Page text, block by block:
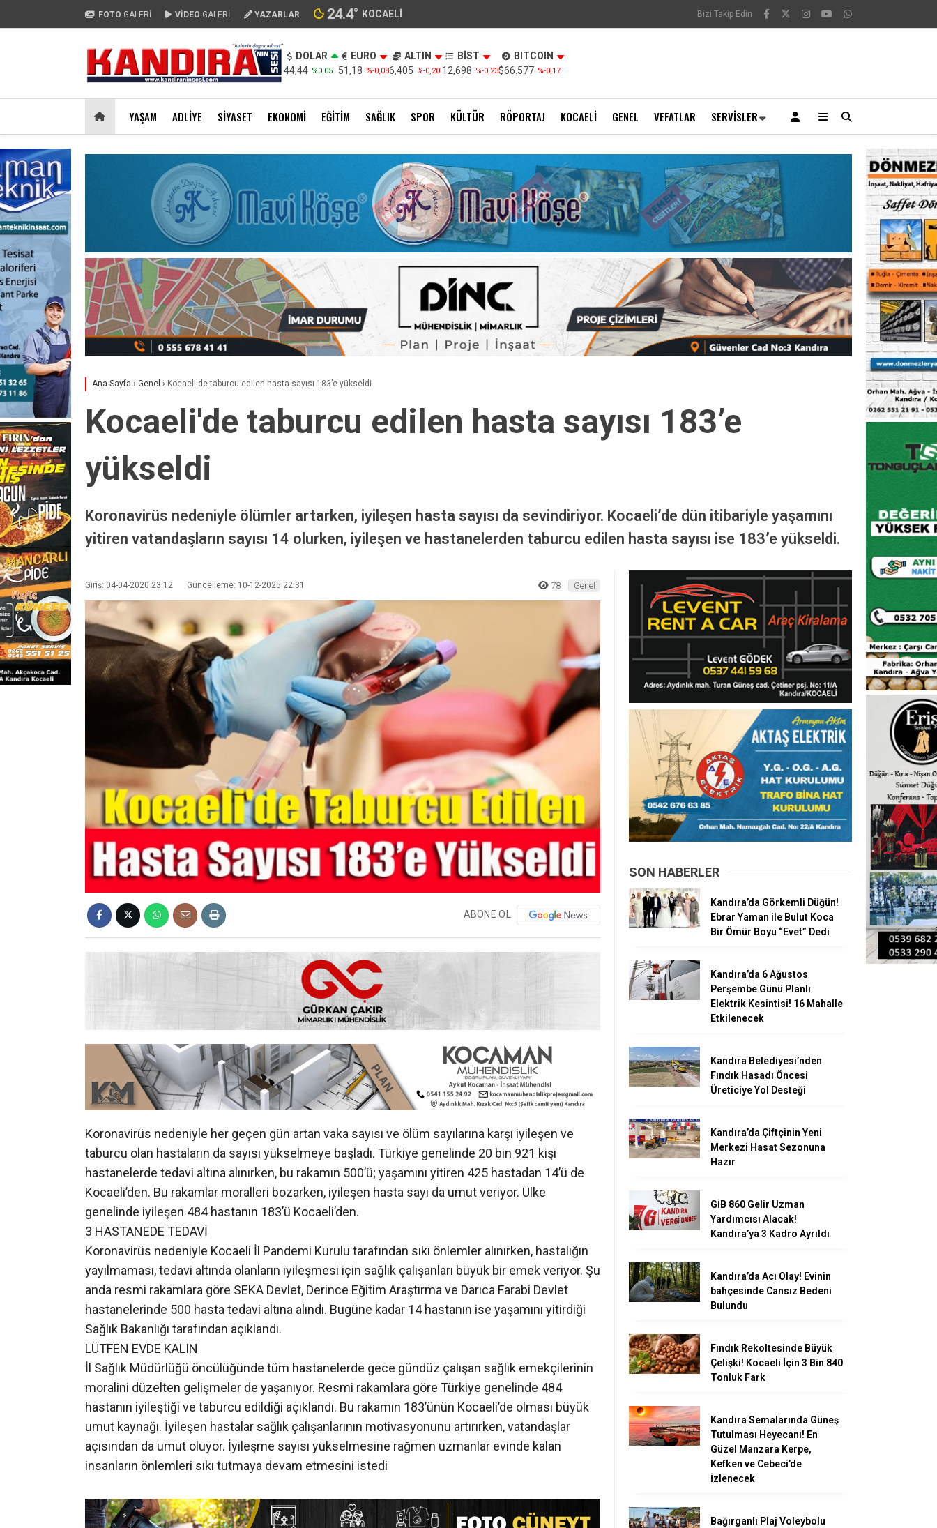
FOTO GALERİ VİDEO GALERİ YAZARLAR 24.4° KOCAELI Bizi Takip Edin
DOLAR
44,44 %0,05
EURO
51,18 %-0,08
ALTIN
6,405 %-0,20
BİST
12,698 %-0,23
BITCOIN
$66.577 %-0,17
YAŞAM ADLIYE SIYASET EKONOMI EĞITIM SAĞLIK SPOR KÜLTÜR RÖPORTAJ KOCAELI GENEL VEFATLAR SERVISLER
Ana Sayfa › Genel › Kocaeli'de taburcu edilen hasta sayısı 183’e yükseldi
Kocaeli'de taburcu edilen hasta sayısı 183’e
yükseldi
Koronavirüs nedeniyle ölümler artarken, iyileşen hasta sayısı da sevindiriyor. Kocaeli’de dün itibariyle yaşamını
yitiren vatandaşların sayısı 14 olurken, iyileşen ve hastanelerden taburcu edilen hasta sayısı ise 183’e yükseldi.
Giriş: 04-04-2020 23:12 Güncelleme: 10-12-2025 22:31 78 Genel
ABONE OL
Koronavirüs nedeniyle her geçen gün artan vaka sayısı ve ölüm sayılarına karşı iyileşen ve
taburcu olan hastaların da sayısı yükselmeye başladı. Türkiye genelinde 20 bin 921 kişi
hastanelerde tedavi altına alınırken, bu rakamın 500’ü; yaşamını yitiren 425 hastadan 14’ü de
Kocaeli’den. Bu rakamlar moralleri bozarken, iyileşen hasta sayı da umut veriyor. Ülke
genelinde iyileşen 484 hastanın 183’ü Kocaeli’den.
3 HASTANEDE TEDAVİ
Koronavirüs nedeniyle Kocaeli İl Pandemi Kurulu tarafından sıkı önlemler alınırken, hastalığın
yayılmaması, tedavi altında olanların iyileşmesi için sağlık çalışanları büyük bir emek veriyor. Şu
anda resmi rakamlara göre SEKA Devlet, Derince Eğitim Araştırma ve Darıca Farabi Devlet
hastanelerinde 500 hasta tedavi altına alındı. Bugüne kadar 14 hastanın ise yaşamını yitirdiği
Sağlık Bakanlığı tarafından açıklandı.
LÜTFEN EVDE KALIN
İl Sağlık Müdürlüğü öncülüğünde tüm hastanelerde gece gündüz çalışan sağlık emekçilerinin
moralini düzelten gelişmeler de yaşanıyor. Resmi rakamlara göre Türkiye genelinde 484
hastanın iyileştiği ve taburcu edildiği açıklandı. Bu rakamın 183’ünün Kocaeli’de olması büyük
umut kaynağı. İyileşen hastalar sağlık çalışanlarının motivasyonunu artırırken, vatandaşlar
açısından da umut oluyor. İyileşme sayısı yükselmesine rağmen uzmanlar evinde kalan
insanların önlemleri sıkı tutmaya devam etmesini istedi
SON HABERLER
Kandıra’da Görkemli Düğün!
Ebrar Yaman ile Bulut Koca
Bir Ömür Boyu “Evet” Dedi
Kandıra’da 6 Ağustos
Perşembe Günü Planlı
Elektrik Kesintisi! 16 Mahalle
Etkilenecek
Kandıra Belediyesi’nden
Fındık Hasadı Öncesi
Üreticiye Yol Desteği
Kandıra’da Çiftçinin Yeni
Merkezi Hasat Sezonuna
Hazır
GİB 860 Gelir Uzman
Yardımcısı Alacak!
Kandıra’ya 3 Kadro Ayrıldı
Kandıra’da Acı Olay! Evinin
bahçesinde Cansız Bedeni
Bulundu
Fındık Rekoltesinde Büyük
Çelişki! Kocaeli İçin 3 Bin 840
Tonluk Fark
Kandıra Semalarında Güneş
Tutulması Heyecanı! En
Güzel Manzara Kerpe,
Kefken ve Cebeci’de
İzlenecek
Bağırganlı Plaj Voleybolu